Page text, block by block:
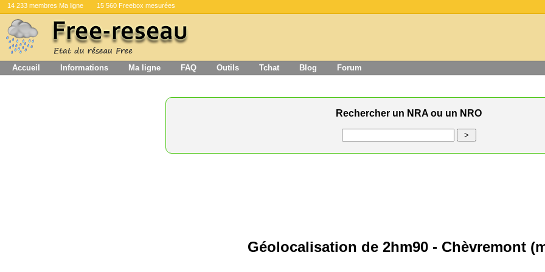
14 233 membres Ma ligne 15 560 Freebox mesurées
Accueil Informations Ma ligne FAQ Outils Tchat Blog Forum
Rechercher un NRA ou un NRO
Géolocalisation de 2hm90 - Chèvremont